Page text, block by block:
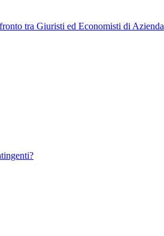
tra Giuristi ed Economisti di Azienda